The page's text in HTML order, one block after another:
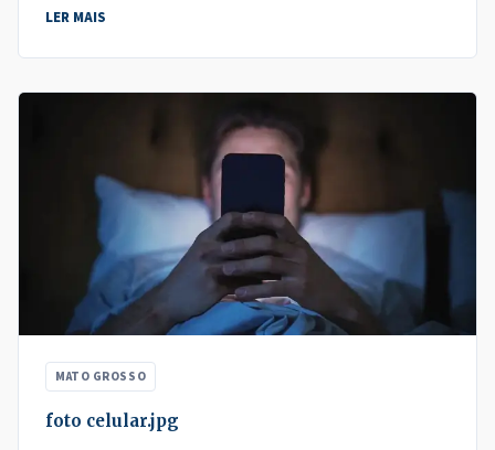
LER MAIS
MATO GROSSO
foto celular.jpg